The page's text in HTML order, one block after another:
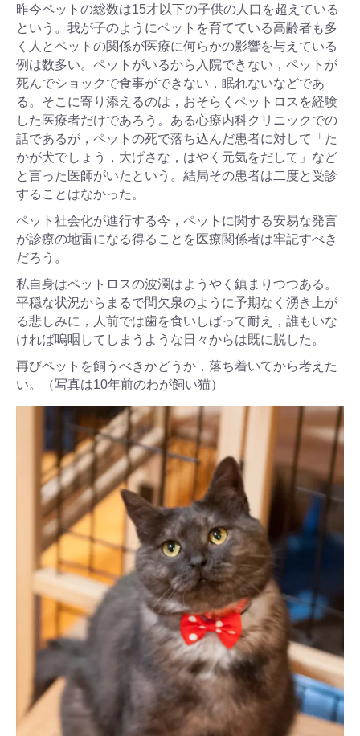
昨今ペットの総数は15才以下の子供の人口を超えている
という。我が子のようにペットを育てている高齢者も多
く人とペットの関係が医療に何らかの影響を与えている
例は数多い。ペットがいるから入院できない，ペットが
死んでショックで食事ができない，眠れないなどであ
る。そこに寄り添えるのは，おそらくペットロスを経験
した医療者だけであろう。ある心療内科クリニックでの
話であるが，ペットの死で落ち込んだ患者に対して「た
かが犬でしょう，大げさな，はやく元気をだして」など
と言った医師がいたという。結局その患者は二度と受診
することはなかった。
ペット社会化が進行する今，ペットに関する安易な発言
が診療の地雷になる得ることを医療関係者は牢記すべき
だろう。
私自身はペットロスの波瀾はようやく鎮まりつつある。
平穏な状況からまるで間欠泉のように予期なく湧き上が
る悲しみに，人前では歯を食いしばって耐え，誰もいな
ければ嗚咽してしまうような日々からは既に脱した。
再びペットを飼うべきかどうか，落ち着いてから考えた
い。（写真は10年前のわが飼い猫）